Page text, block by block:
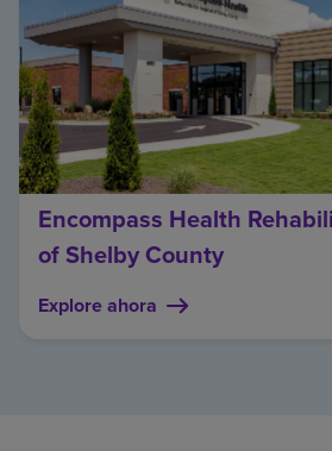
Encompass Health
of Shelby County
Explore ahora